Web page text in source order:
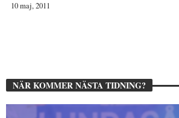
10 maj, 2011
NÄR KOMMER NÄSTA TIDNING?